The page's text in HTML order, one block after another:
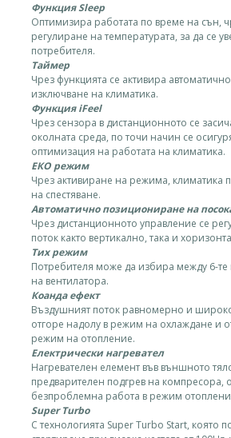
Функция Sleep
Оптимизира работата по време на сън,
регулиране на температурата, за да се
потребителя.
Таймер
Чрез функцията се активира
изключване на климатика.
Функция iFeel
Чрез сензора в дистанционното се
околната среда, по точи начин се
оптимизация на работата на климатика.
ЕКО режим
Чрез активиране на режима, климатика
на спестяване.
Автоматично позициониране на
Чрез дистанционното управление се
поток както вертикално, така и
Тих режим
Потребителя може да избира между 6-те
на вентилатора.
Коанда ефект
Въздушният поток равномерно и
отгоре надолу в режим на охлаждане и
режим на отопление.
Електрически нагревател
Нагревателен елемент във външното
предварителен подгрев на компресора,
безпроблемна работа в режим
Super Turbo
С технологията Super Turbo Start, която